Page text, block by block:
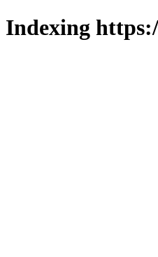
Indexing